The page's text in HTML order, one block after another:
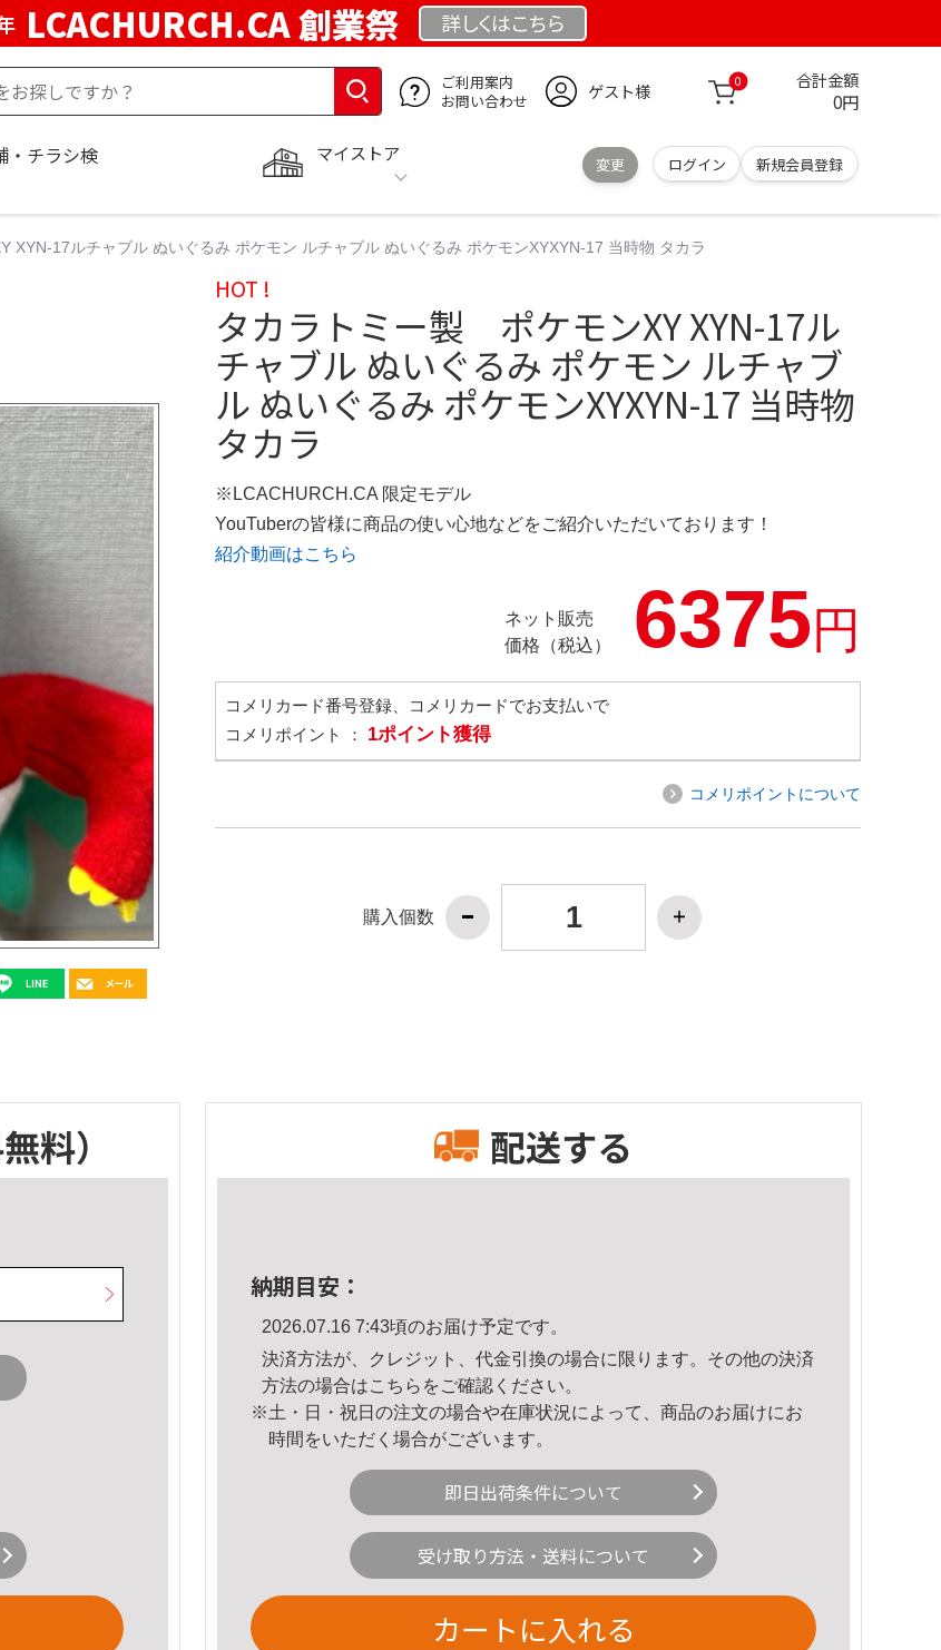
LCACHURCH.CA 創業祭 詳しくはこちら
ご利用案内
お問い合わせ
ゲスト様 0 合計金額
0円
マイストア
変更 ログイン 新規会員登録
・チラシ検
XYN-17ルチャブル ぬいぐるみ ポケモン ルチャブル ぬいぐるみ ポケモンXYXYN-17 当時物 タカラ
HOT !
タカラトミー製 ポケモンXY XYN-17ル
チャブル ぬいぐるみ ポケモン ルチャブ
ル ぬいぐるみ ポケモンXYXYN-17 当時物
タカラ
※LCACHURCH.CA 限定モデル
YouTuberの皆様に商品の使い心地などをご紹介いただいております！
紹介動画はこちら
ネット販売
価格（税込）
6375円
コメリカード番号登録、コメリカードでお支払いで
コメリポイント ： 1ポイント獲得
コメリポイントについて
購入個数
料） 配送する
納期目安：
2026.07.16 7:43頃のお届け予定です。
決済方法が、クレジット、代金引換の場合に限ります。その他の決済
方法の場合はこちら をご確認ください。
※土・日・祝日の注文の場合や在庫状況によって、商品のお届けにお
時間をいただく場合がございます。
即日出荷条件について
受け取り方法・送料について
カートに入れる